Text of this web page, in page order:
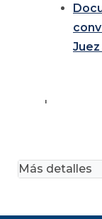
'
Más detalles